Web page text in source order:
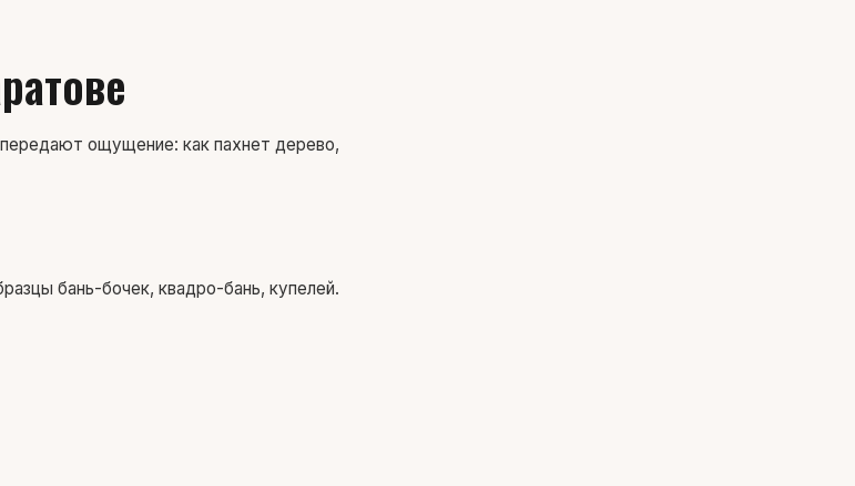
ощущение: как пахнет дерево,
бань-бочек, квадро-бань, купелей.